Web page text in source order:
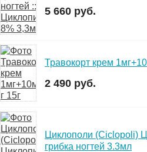
5 660 руб.
Травокорт крем
2 490 руб.
Циклополи (Сiclopoli)
грибка ногтей 3.3мл